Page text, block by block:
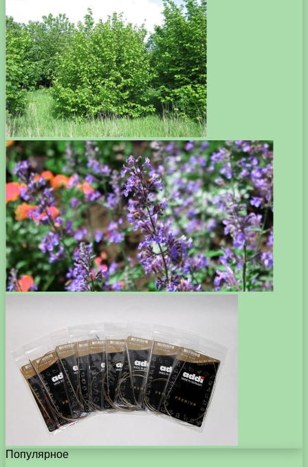
Популярное